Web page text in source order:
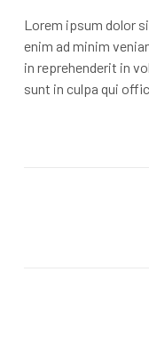
Lorem ipsum dolor
enim ad minim
in reprehenderit in
sunt in culpa qui